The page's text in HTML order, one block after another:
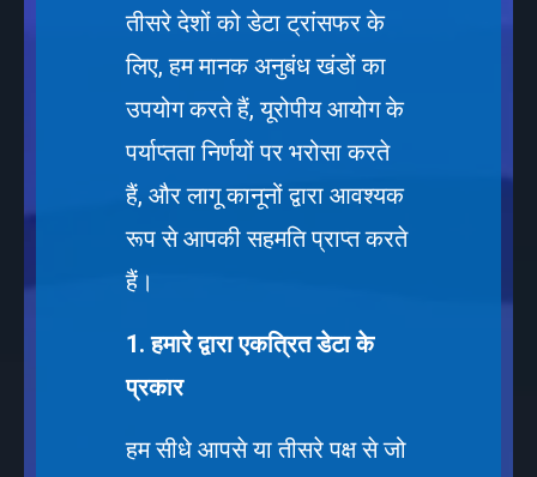
तीसरे देशों को डेटा ट्रांसफर के
लिए, हम मानक अनुबंध खंडों का
उपयोग करते हैं, यूरोपीय आयोग के
पर्याप्तता निर्णयों पर भरोसा करते
हैं, और लागू कानूनों द्वारा आवश्यक
रूप से आपकी सहमति प्राप्त करते
हैं।
1. हमारे द्वारा एकत्रित डेटा के
प्रकार
हम सीधे आपसे या तीसरे पक्ष से जो